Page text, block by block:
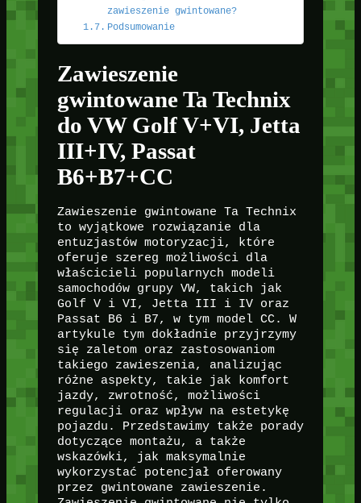
zawieszenie gwintowane?
Podsumowanie
Zawieszenie
gwintowane Ta Technix
do VW Golf V+VI, Jetta
III+IV, Passat
B6+B7+CC
Zawieszenie gwintowane Ta Technix
to wyjątkowe rozwiązanie dla
entuzjastów motoryzacji, które
oferuje szereg możliwości dla
właścicieli popularnych modeli
samochodów grupy VW, takich jak
Golf V i VI, Jetta III i IV oraz
Passat B6 i B7, w tym model CC. W
artykule tym dokładnie przyjrzymy
się zaletom oraz zastosowaniom
takiego zawieszenia, analizując
różne aspekty, takie jak komfort
jazdy, zwrotność, możliwości
regulacji oraz wpływ na estetykę
pojazdu. Przedstawimy także porady
dotyczące montażu, a także
wskazówki, jak maksymalnie
wykorzystać potencjał oferowany
przez gwintowane zawieszenie.